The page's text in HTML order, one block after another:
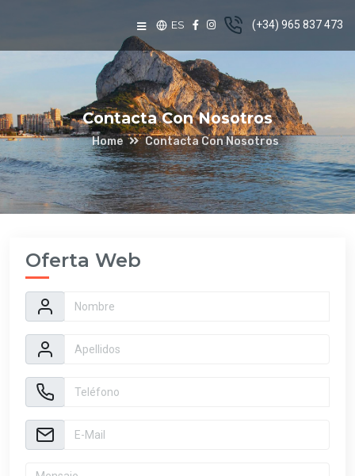
ES (+34) 965 837 473
Contacta Con Nosotros
Home Contacta Con Nosotros
Oferta Web